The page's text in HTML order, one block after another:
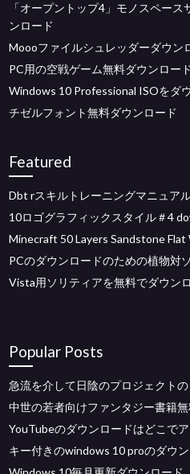
「オープントップ4」モノスペー
ンロード
Moooファイルシュレッダーダウン
PC用の空戦ゲーム無料ダウンロード
Windows 10 Professional ISOをダ
チゼルフォント無料ダウンロード
Featured
Dbt rスキルトレーニングマニュア
10ロゴグラフィックスタイル＃4
Minecraft 50 Layers Sandstone Flat
PCのダウンロードのための植物対
Vista用ソリティアを無料でダウン
Popular Posts
急流を介して日陰のプロジェクト
中世の若者向けファンタジー書籍
YouTubeのダウンロードはどこで
キー付きのwindows 10 proのダウ